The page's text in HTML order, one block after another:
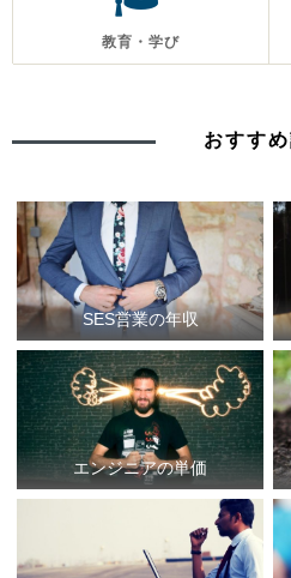
教育・学び
おすす
SES営業の年収
エンジニアの単価